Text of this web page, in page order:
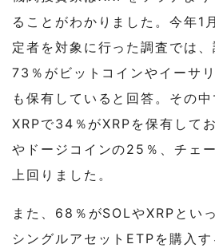
ることがわかりました。今年1
定者を対象に行った調査では
73％がビットコインやイーサ
も保有していると回答。その
XRPで34％がXRPを保有して
やドージコインの25％、チェ
上回りました。
また、68％がSOLやXRPとい
シングルアセットETPを購入